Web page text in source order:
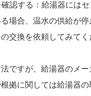
認する：給湯器には
場合、温水の供給が停
交換を依頼してみてく
ですが、給湯器のメ
拠に関しては給湯器